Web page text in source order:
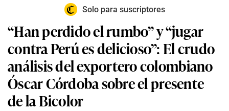
Solo para suscriptores
“Han perdido el rumbo” y “jugar
contra Perú es delicioso”: El crudo
análisis del exportero colombiano
Óscar Córdoba sobre el presente
de la Bicolor